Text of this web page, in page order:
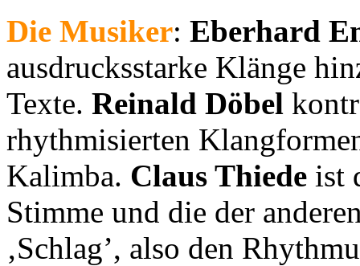
Die Musiker: Eberhard
ausdrucksstarke Klänge
Texte. Reinald Döbel
rhythmisierten
Kalimba. Claus Thiede ist
Stimme und die der
‚Schlag’, also den